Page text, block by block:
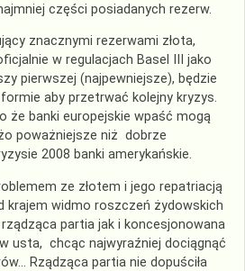
części posiadanych rezerw.
znacznymi rezerwami złota,
w regulacjach Basel III jako
pierwszej (najpewniejsze), będzie
aby przetrwać kolejny kryzys.
że banki europejskie wpaść mogą
poważniejsze niż dobrze
2008 banki amerykańskie.
ze złotem i jego repatriacją
krajem widmo roszczeń żydowskich
partia jak i koncesjonowana
usta, chcąc najwyraźniej dociągnąć
Rządząca partia nie dopuściła